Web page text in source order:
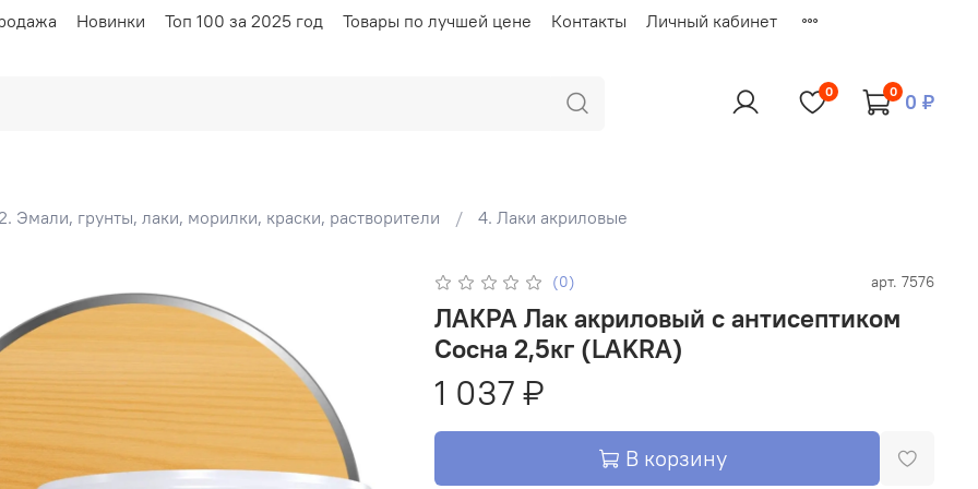
Новинки Топ 100 за 2025 год Товары по лучшей цене Контакты Личный кабинет
0 0 0 ₽
2. Эмали, грунты, лаки, морилки, краски, растворители 4. Лаки акриловые
(0) арт. 7576
ЛАКРА Лак акриловый с антисептиком
Сосна 2,5кг (LAKRA)
1 037 ₽
В корзину